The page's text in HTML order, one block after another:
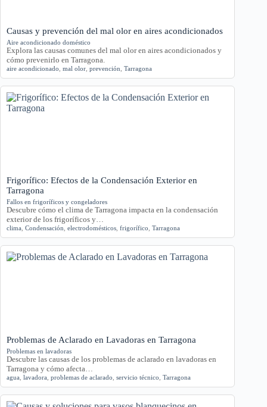
Causas y prevención del mal olor en aires acondicionados
Aire acondicionado doméstico
Explora las causas comunes del mal olor en aires acondicionados y
cómo prevenirlo en Tarragona.
aire acondicionado mal olor prevención Tarragona
Frigorífico: Efectos de la Condensación Exterior en
Tarragona
Fallos en frigoríficos y congeladores
Descubre cómo el clima de Tarragona impacta en la condensación
exterior de los frigoríficos y…
clima Condensación electrodomésticos frigorífico Tarragona
Problemas de Aclarado en Lavadoras en Tarragona
Problemas en lavadoras
Descubre las causas de los problemas de aclarado en lavadoras en
Tarragona y cómo afecta…
agua lavadora problemas de aclarado servicio técnico Tarragona